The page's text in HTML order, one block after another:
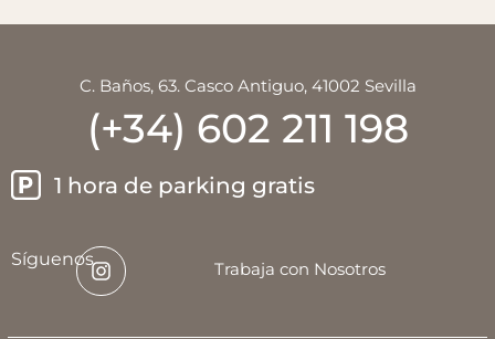
C. Baños, 63. Casco Antiguo, 41002 Sevilla
(+34) 602 211 198
1 hora de parking gratis
Síguenos Trabaja con Nosotros